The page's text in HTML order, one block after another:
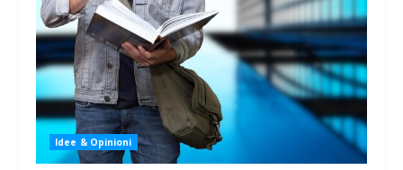
Idee & Opinioni